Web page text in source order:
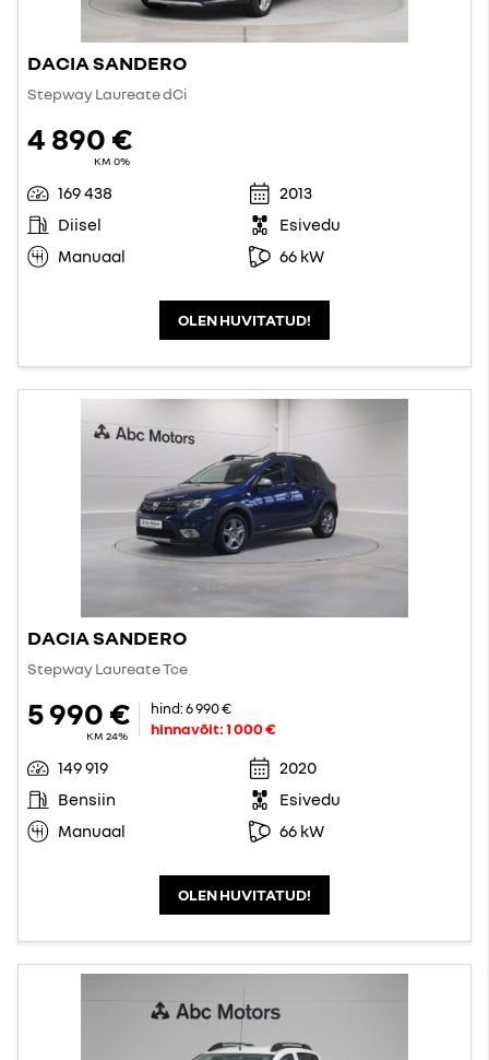
DACIA SANDERO
Stepway Laureate dCi
4 890 €
KM 0%
169 438
2013
Diisel
Esivedu
Manuaal
66 kW
OLEN HUVITATUD!
DACIA SANDERO
Stepway Laureate Tce
5 990 €
KM 24%
hind:6 990 €
hinnavõit:1 000 €
149 919
2020
Bensiin
Esivedu
Manuaal
66 kW
OLEN HUVITATUD!